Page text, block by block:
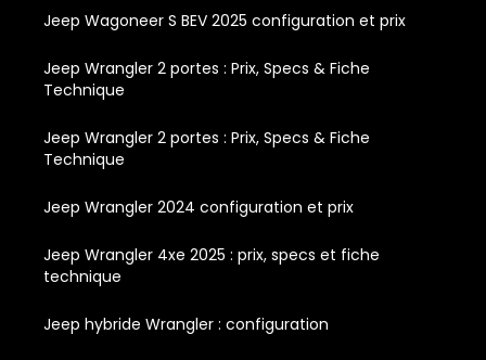
Jeep Wagoneer S BEV 2025 configuration et prix
Jeep Wrangler 2 portes : Prix, Specs & Fiche
Technique
Jeep Wrangler 2 portes : Prix, Specs & Fiche
Technique
Jeep Wrangler 2024 configuration et prix
Jeep Wrangler 4xe 2025 : prix, specs et fiche
technique
Jeep hybride Wrangler : configuration